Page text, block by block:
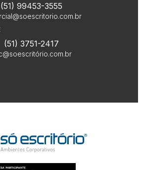
(51) 99453-3555
(51) 3751-2417